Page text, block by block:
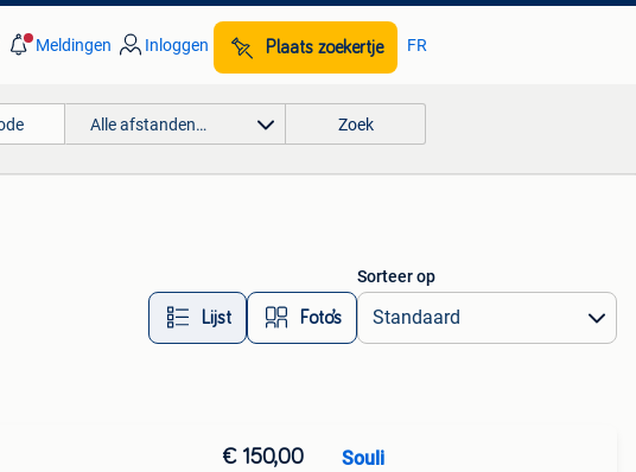
Meldingen Inloggen Plaats zoekertje FR
Alle afstanden… Zoek
Lijst Foto’s
Sorteer op
€ 150,00 Souli